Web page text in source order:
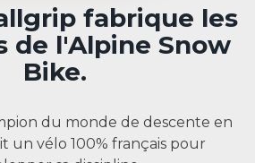
fabrique les
de l'Alpine Snow
Bike.
du monde de descente en
un vélo 100% français pour